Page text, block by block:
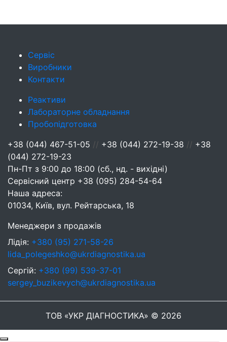
Сервіс
Виробники
Контакти
Реактиви
Лабораторне обладнання
Пробопідготовка
+38 (044) 467-51-05 // +38 (044) 272-19-38 // +38
(044) 272-19-23
Пн-Пт з 9:00 до 18:00 (сб., нд. - вихідні)
Сервісний центр +38 (095) 284-54-64
Наша адреса:
01034, Київ, вул. Рейтарська, 18
Менеджери з продажів
Лідія: +380 (95) 271-58-26
lida_polegeshko@ukrdiagnostika.ua
Сергій: +380 (99) 539-37-01
sergey_buzikevych@ukrdiagnostika.ua
ТОВ «УКР ДІАГНОСТИКА» © 2026